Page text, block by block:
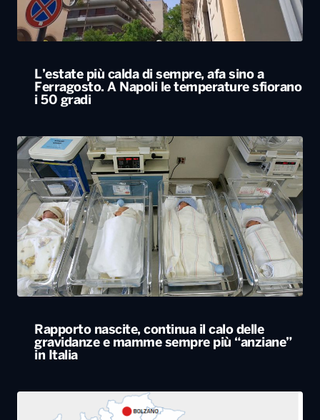
L’estate più calda di sempre, afa sino a
Ferragosto. A Napoli le temperature sfiorano
i 50 gradi
Rapporto nascite, continua il calo delle
gravidanze e mamme sempre più “anziane”
in Italia